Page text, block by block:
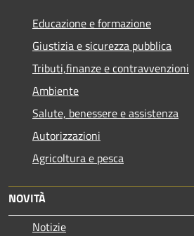
Educazione e formazione
Giustizia e sicurezza pubblica
Tributi,finanze e contravvenzioni
Ambiente
Salute, benessere e assistenza
Autorizzazioni
Agricoltura e pesca
NOVITÀ
Notizie